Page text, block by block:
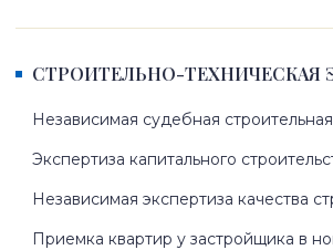
СТРОИТЕЛЬНО-ТЕХНИЧЕСКАЯ
Независимая судебная
Экспертиза капитального
Независимая экспертиза качества
Приемка квартир у застройщика в